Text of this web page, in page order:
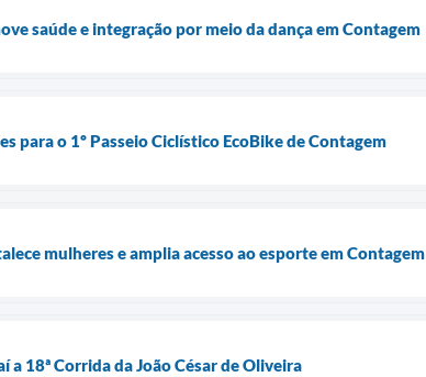
saúde e integração por meio da dança em Contagem
para o 1º Passeio Ciclístico EcoBike de Contagem
mulheres e amplia acesso ao esporte em Contagem
a 18ª Corrida da João César de Oliveira